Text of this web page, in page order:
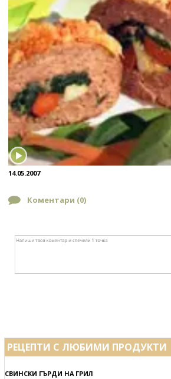
14.05.2007
Коментари (0)
РЕЦЕПТИ С ЛЮБИМИ ПРОДУКТИ
СВИНСКИ ГЪРДИ НА ГРИЛ